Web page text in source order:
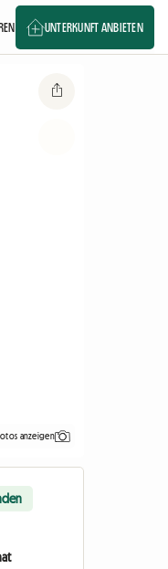
UNTERKUNFT ANBIETEN
anzeigen